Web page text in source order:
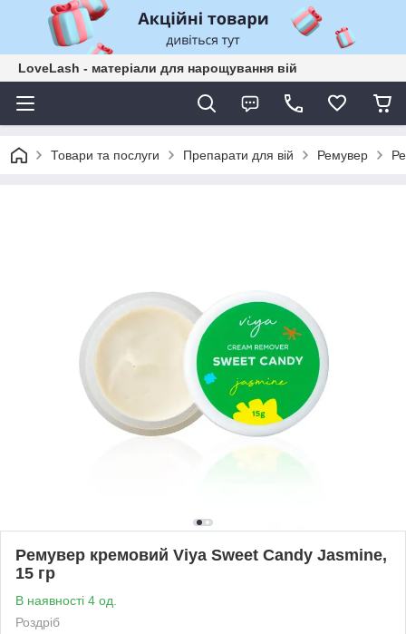
LoveLash - матеріали для нарощування вій
Товари та послуги Препарати для вій Ремувер
Ремувер кремовий Viya Sweet Candy Jasmine,
15 гр
В наявності 4 од.
Роздріб